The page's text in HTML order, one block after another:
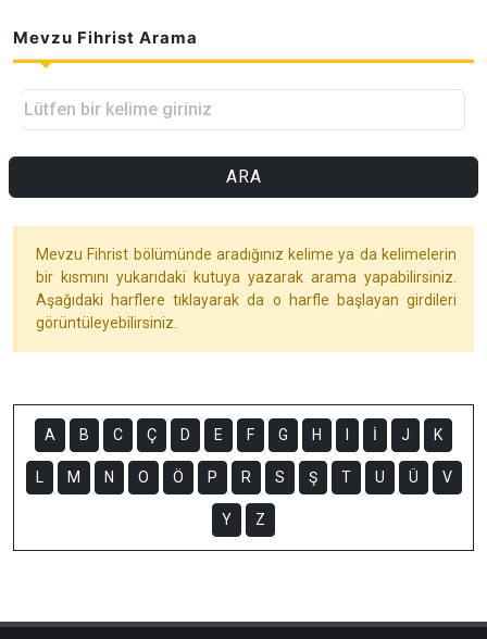
Mevzu Fihrist Arama
Lütfen bir kelime giriniz
ARA
Mevzu Fihrist bölümünde aradığınız kelime ya da kelimelerin
bir kısmını yukarıdaki kutuya yazarak arama yapabilirsiniz.
Aşağıdaki harflere tıklayarak da o harfle başlayan girdileri
görüntüleyebilirsiniz.
A B C Ç D E F G H İ J K
L M N O Ö P R S Ş T U Ü V
Y Z